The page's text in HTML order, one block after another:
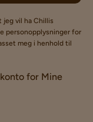
jeg vil ha Chillis
personopplysninger for
meg i henhold til
for Mine